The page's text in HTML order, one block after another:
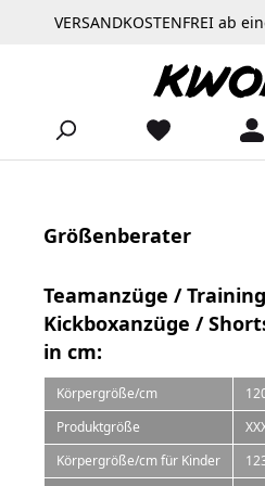
Zum Hauptinhalt springen
VERSANDKOSTENFREI ab
Größenberater
Teamanzüge /
Kickboxanzüge /
in cm:
Körpergröße/cm
Produktgröße
Körpergröße/cm für Kinder